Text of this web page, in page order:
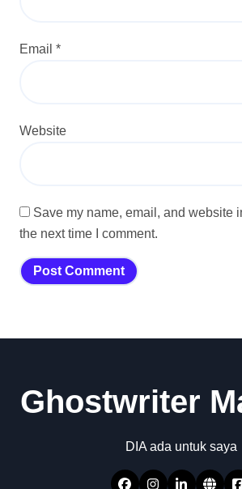
Email *
Website
Save my name, email, and website
the next time I comment.
Ghostwriter
DIA ada untuk saya